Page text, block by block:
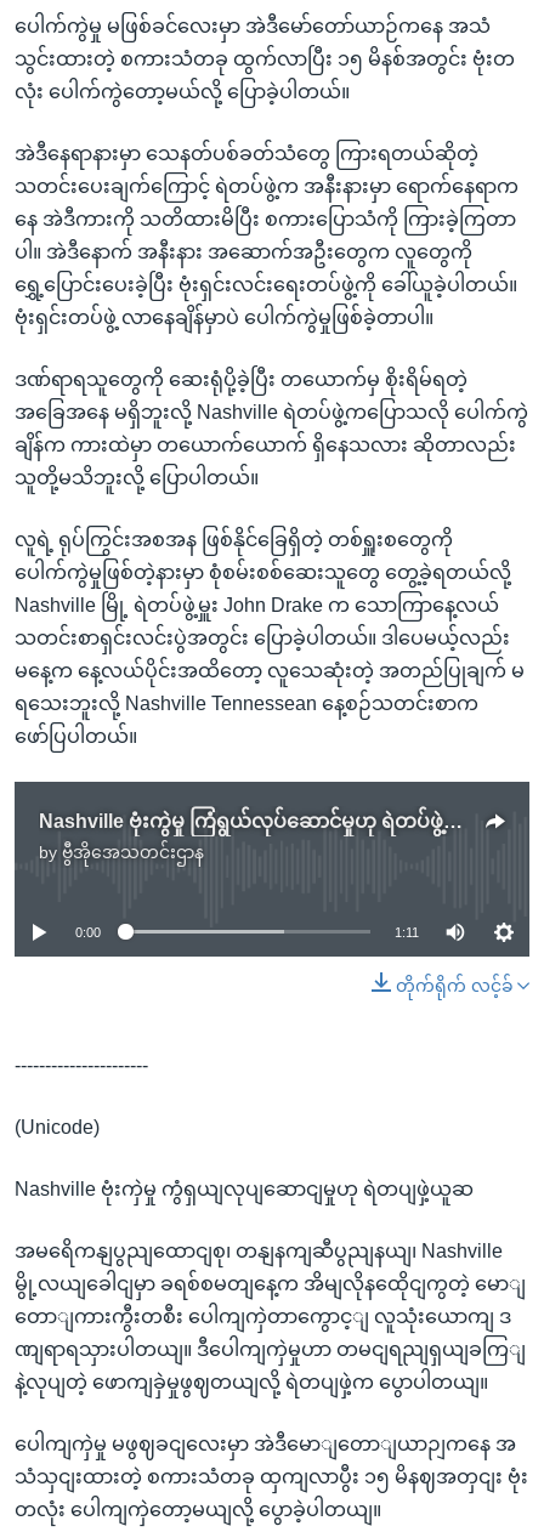
ပေါက်ကွဲမှု မဖြစ်ခင်လေးမှာ အဲဒီမော်တော်ယာဉ်ကနေ အသံ
သွင်းထားတဲ့ စကားသံတခု ထွက်လာပြီး ၁၅ မိနစ်အတွင်း ဗုံးတ
လုံး ပေါက်ကွဲတော့မယ်လို့ ပြောခဲ့ပါတယ်။
အဲဒီနေရာနားမှာ သေနတ်ပစ်ခတ်သံတွေ ကြားရတယ်ဆိုတဲ့
သတင်းပေးချက်ကြောင့် ရဲတပ်ဖွဲ့က အနီးနားမှာ ရောက်နေရာက
နေ အဲဒီကားကို သတိထားမိပြီး စကားပြောသံကို ကြားခဲ့ကြတာ
ပါ။ အဲဒီနောက် အနီးနား အဆောက်အဦးတွေက လူတွေကို
ရွှေ့ပြောင်းပေးခဲ့ပြီး ဗုံးရှင်းလင်းရေးတပ်ဖွဲ့ကို ခေါ်ယူခဲ့ပါတယ်။
ဗုံးရှင်းတပ်ဖွဲ့ လာနေချိန်မှာပဲ ပေါက်ကွဲမှုဖြစ်ခဲ့တာပါ။
ဒဏ်ရာရသူတွေကို ဆေးရုံပို့ခဲ့ပြီး တယောက်မှ စိုးရိမ်ရတဲ့
အခြေအနေ မရှိဘူးလို့ Nashville ရဲတပ်ဖွဲ့ကပြောသလို ပေါက်ကွဲ
ချိန်က ကားထဲမှာ တယောက်ယောက် ရှိနေသလား ဆိုတာလည်း
သူတို့မသိဘူးလို့ ပြောပါတယ်။
လူရဲ့ ရုပ်ကြွင်းအစအန ဖြစ်နိုင်ခြေရှိတဲ့ တစ်ရှူးစတွေကို
ပေါက်ကွဲမှုဖြစ်တဲ့နားမှာ စုံစမ်းစစ်ဆေးသူတွေ တွေ့ခဲ့ရတယ်လို့
Nashville မြို့ ရဲတပ်ဖွဲ့မှူး John Drake က သောကြာနေ့လယ်
သတင်းစာရှင်းလင်းပွဲအတွင်း ပြောခဲ့ပါတယ်။ ဒါပေမယ့်လည်း
မနေ့က နေ့လယ်ပိုင်းအထိတော့ လူသေဆုံးတဲ့ အတည်ပြုချက် မ
ရသေးဘူးလို့ Nashville Tennessean နေ့စဉ်သတင်းစာက
ဖော်ပြပါတယ်။
Nashville ဗုံးကွဲမှု ကြံရွယ်လုပ်ဆောင်မှုဟု ရဲတပ်ဖွဲ့ယူဆ
by ဗွီအိုအေသတင်းဌာန
No media source currently available
0:00 1:11
တိုက်ရိုက် လင့်ခ်
----------------------
(Unicode)
Nashville ဗုံးကှဲမှု ကွံရှယျလုပျဆောငျမှုဟု ရဲတပျဖှဲ့ယူဆ
အမရေိကနျပွညျထောငျစု၊ တနျနကျဆီပွညျနယျ၊ Nashville
မွို့လယျခေါငျမှာ ခရစ်စမတျနေ့က အိမျလိုနထေိုငျကွတဲ့ မောျ
တောျကားကွီးတစီး ပေါကျကှဲတာကွောင့ျ လူသုံးယောကျ ဒ
ဏျရာရသှားပါတယျ။ ဒီပေါကျကှဲမှုဟာ တမငျရညျရှယျခကြျ
နဲ့လုပျတဲ့ ဖောကျခှဲမှုဖွဈတယျလို့ ရဲတပျဖှဲ့က ပွောပါတယျ။
ပေါကျကှဲမှု မဖွဈခငျလေးမှာ အဲဒီမောျတောျယာဉျကနေ အ
သံသှငျးထားတဲ့ စကားသံတခု ထှကျလာပွီး ၁၅ မိနဈအတှငျး ဗုံး
တလုံး ပေါကျကှဲတော့မယျလို့ ပွောခဲ့ပါတယျ။